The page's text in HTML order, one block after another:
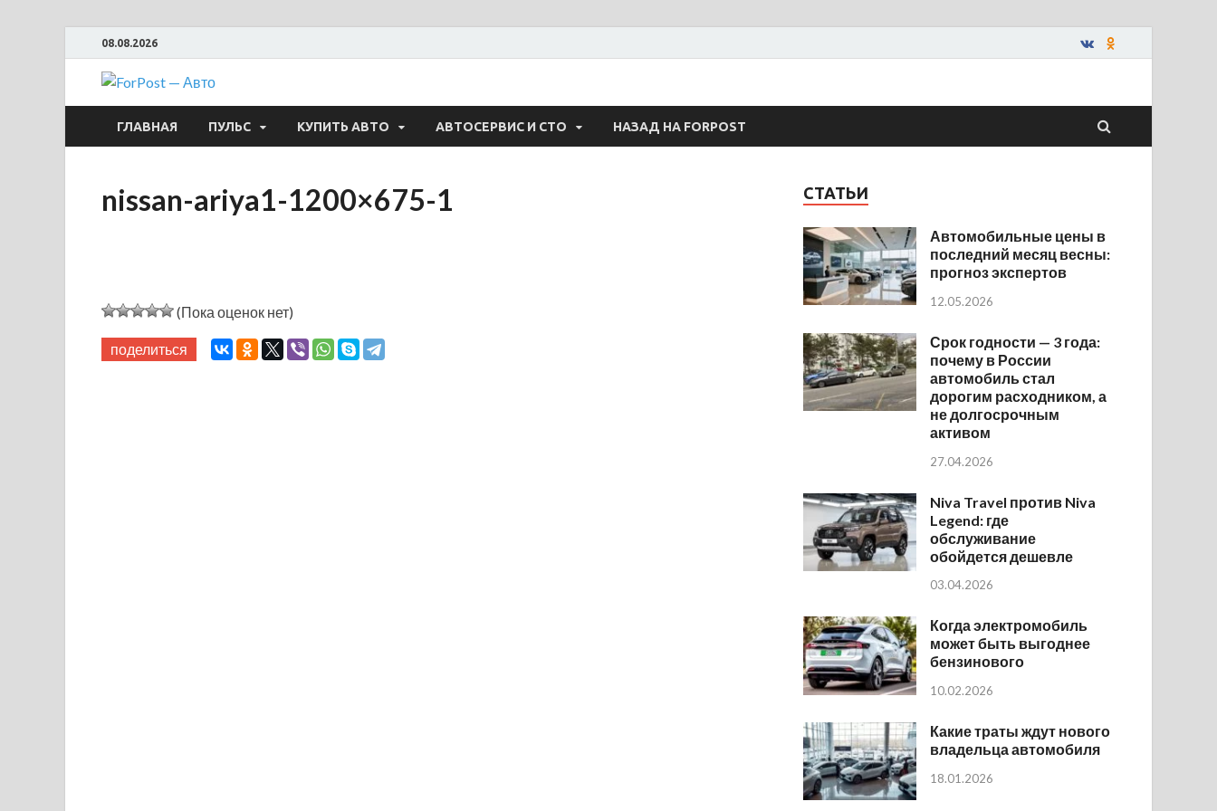
08.08.2026
ForPost — Авто
ГЛАВНАЯ ПУЛЬС КУПИТЬ АВТО АВТОСЕРВИС И СТО НАЗАД НА FORPOST
nissan-ariya1-1200×675-1
(Пока оценок нет)
поделиться
СТАТЬИ
Автомобильные цены в
последний месяц весны:
прогноз экспертов
12.05.2026
Срок годности — 3 года:
почему в России
автомобиль стал
дорогим расходником, а
не долгосрочным
активом
27.04.2026
Niva Travel против Niva
Legend: где
обслуживание
обойдется дешевле
03.04.2026
Когда электромобиль
может быть выгоднее
бензинового
10.02.2026
Какие траты ждут нового
владельца автомобиля
18.01.2026